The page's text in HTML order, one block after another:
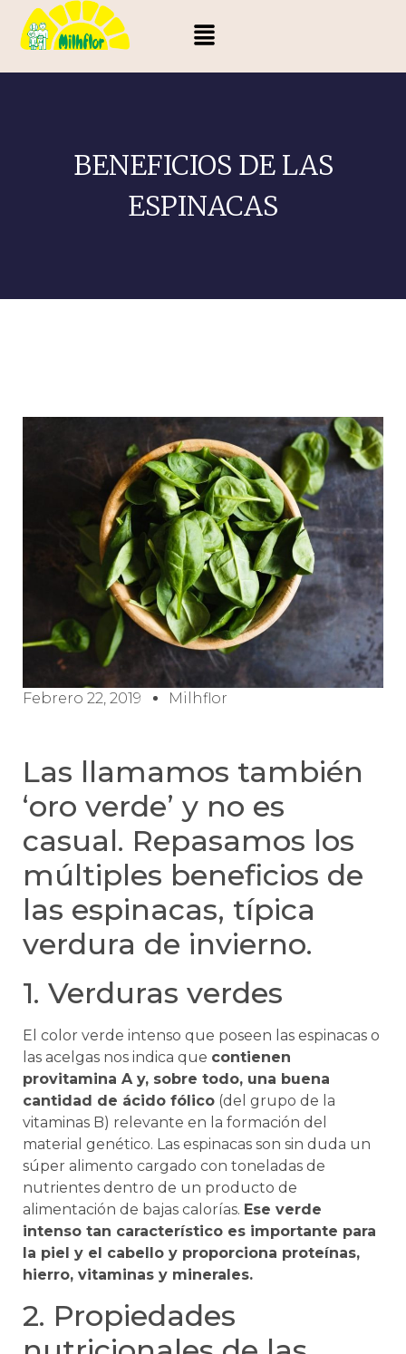
BENEFICIOS DE LAS
ESPINACAS
Febrero 22, 2019 Milhflor
Las llamamos también
‘oro verde’ y no es
casual. Repasamos los
múltiples beneficios de
las espinacas, típica
verdura de invierno.
1. Verduras verdes
El color verde intenso que poseen las espinacas o
las acelgas nos indica que contienen
provitamina A y, sobre todo, una buena
cantidad de ácido fólico (del grupo de la
vitaminas B) relevante en la formación del
material genético. Las espinacas son sin duda un
súper alimento cargado con toneladas de
nutrientes dentro de un producto de
alimentación de bajas calorías. Ese verde
intenso tan característico es importante para
la piel y el cabello y proporciona proteínas,
hierro, vitaminas y minerales.
2. Propiedades